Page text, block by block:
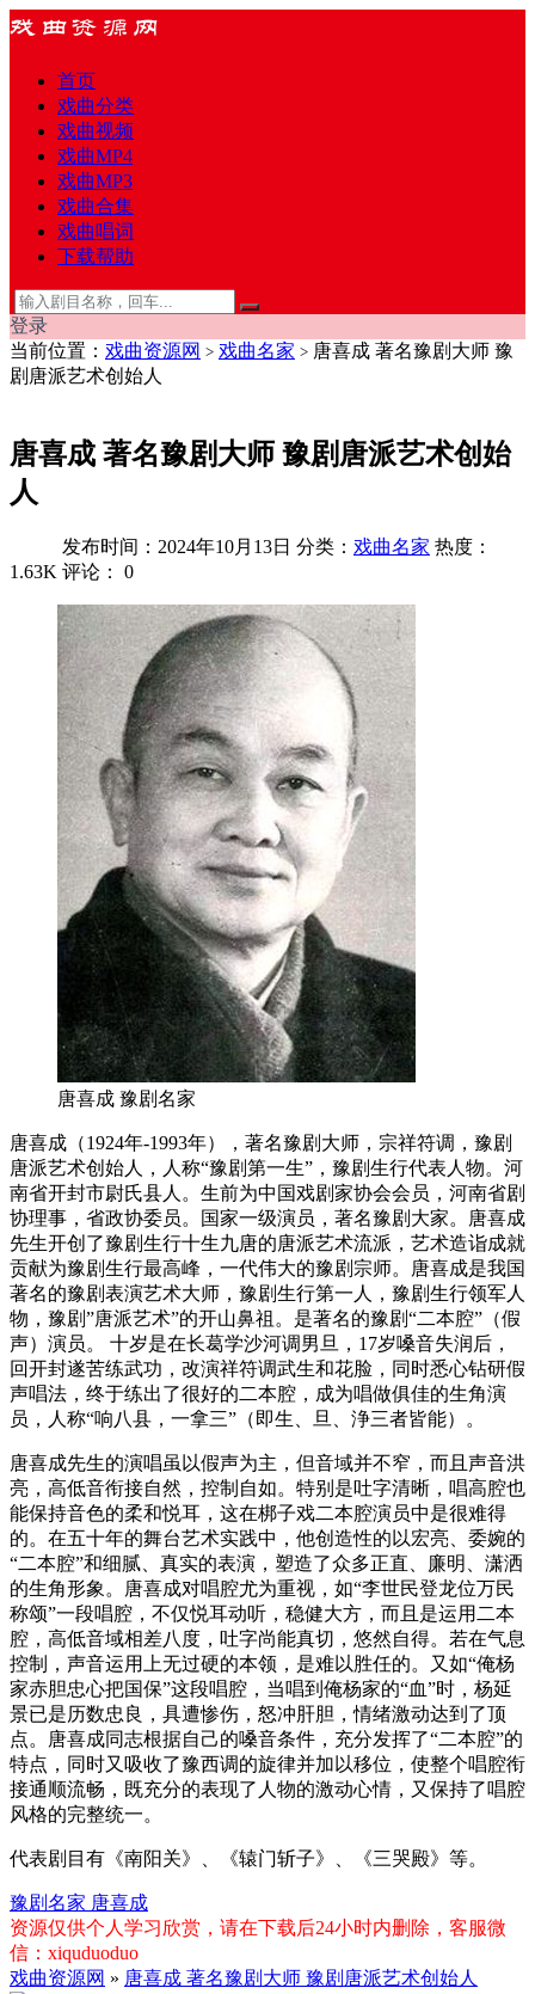
首页
戏曲分类
戏曲视频
戏曲MP4
戏曲MP3
戏曲合集
戏曲唱词
下载帮助
登录
当前位置： 戏曲资源网 > 戏曲名家 > 唐喜成 著名豫剧大师 豫
剧唐派艺术创始人
唐喜成 著名豫剧大师 豫剧唐派艺术创始
人
发布时间：2024年10月13日 分类： 戏曲名家 热度：
1.63K 评论： 0
唐喜成 豫剧名家
唐喜成（1924年-1993年），著名豫剧大师，宗祥符调，豫剧
唐派艺术创始人，人称“豫剧第一生”，豫剧生行代表人物。河
南省开封市尉氏县人。生前为中国戏剧家协会会员，河南省剧
协理事，省政协委员。国家一级演员，著名豫剧大家。唐喜成
先生开创了豫剧生行十生九唐的唐派艺术流派，艺术造诣成就
贡献为豫剧生行最高峰，一代伟大的豫剧宗师。唐喜成是我国
著名的豫剧表演艺术大师，豫剧生行第一人，豫剧生行领军人
物，豫剧”唐派艺术”的开山鼻祖。是著名的豫剧“二本腔”（假
声）演员。 十岁是在长葛学沙河调男旦，17岁嗓音失润后，
回开封遂苦练武功，改演祥符调武生和花脸，同时悉心钻研假
声唱法，终于练出了很好的二本腔，成为唱做俱佳的生角演
员，人称“响八县，一拿三”（即生、旦、浄三者皆能）。
唐喜成先生的演唱虽以假声为主，但音域并不窄，而且声音洪
亮，高低音衔接自然，控制自如。特别是吐字清晰，唱高腔也
能保持音色的柔和悦耳，这在梆子戏二本腔演员中是很难得
的。在五十年的舞台艺术实践中，他创造性的以宏亮、委婉的
“二本腔”和细腻、真实的表演，塑造了众多正直、廉明、潇洒
的生角形象。唐喜成对唱腔尤为重视，如“李世民登龙位万民
称颂”一段唱腔，不仅悦耳动听，稳健大方，而且是运用二本
腔，高低音域相差八度，吐字尚能真切，悠然自得。若在气息
控制，声音运用上无过硬的本领，是难以胜任的。又如“俺杨
家赤胆忠心把国保”这段唱腔，当唱到俺杨家的“血”时，杨延
景已是历数忠良，具遭惨伤，怒冲肝胆，情绪激动达到了顶
点。唐喜成同志根据自己的嗓音条件，充分发挥了“二本腔”的
特点，同时又吸收了豫西调的旋律并加以移位，使整个唱腔衔
接通顺流畅，既充分的表现了人物的激动心情，又保持了唱腔
风格的完整统一。
代表剧目有《南阳关》、《辕门斩子》、《三哭殿》等。
豫剧名家 唐喜成
资源仅供个人学习欣赏，请在下载后24小时内删除，客服微
信：xiquduoduo
戏曲资源网 » 唐喜成 著名豫剧大师 豫剧唐派艺术创始人